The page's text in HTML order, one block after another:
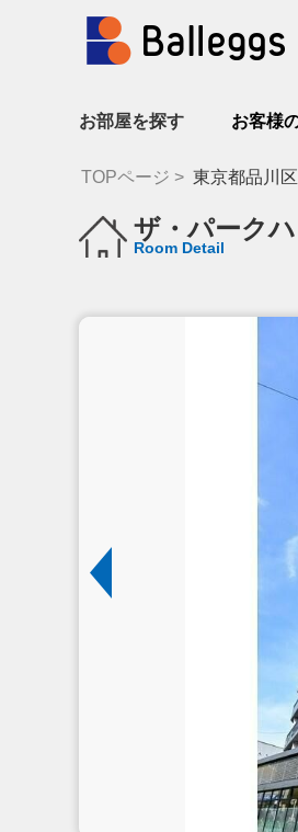
お部屋を探す お客様
TOPページ 東京都品川
ザ・パーク
Room Detail